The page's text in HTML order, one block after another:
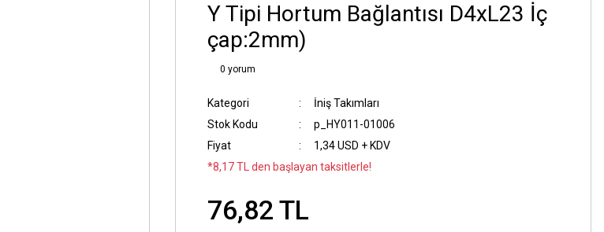
Y Tipi Hortum Bağlantısı D4xL23 İç
çap:2mm)
0 yorum
Kategori
İniş Takımları
Stok Kodu
p_HY011-01006
Fiyat
1,34 USD + KDV
*8,17 TL den başlayan taksitlerle!
76,82 TL